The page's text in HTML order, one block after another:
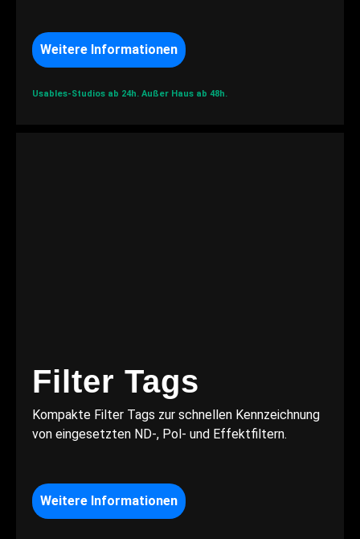
Weitere Informationen
Usables-Studios ab 24h. Außer Haus ab 48h.
Filter Tags
Kompakte Filter Tags zur schnellen Kennzeichnung
von eingesetzten ND-, Pol- und Effektfiltern.
Weitere Informationen